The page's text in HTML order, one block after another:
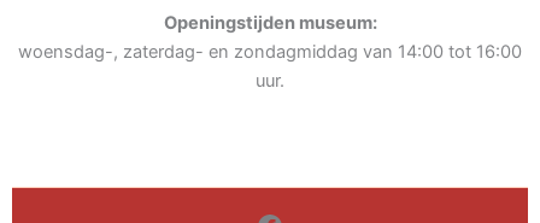
Openingstijden museum:
woensdag-, zaterdag- en zondagmiddag van 14:00 tot 16:00
uur.